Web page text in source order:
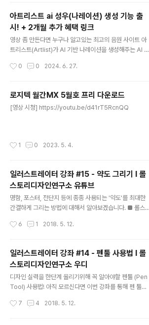
다고 해서 내가 머릿속으로 상상했던 그 결과물이 완벽하
게 나오는 경우는 거의 없죠. ㅎㅎ결국 원하는 고퀄리티 씬
한 컷을 건지기 위해 수정하고, 또 수정하다 보면... 크레딧
을 그야말로 '겁나게' 쓰게 됩니다. 🎁 아트리스트 무제한
요금제 특별 혜택아래 링크를 통해 플랜을 가입하면 추가
list_aid=WoodySEO_1394&utm_..
아트리스트 ai 성우(나레이션) 생성 기능 출
시! + 2개월 추가 혜택 링크
영상 좀 만든다면 누구나 알고있는 최고의 음원 사이트 아
트리스트(Artlist)가 AI 기반 나레이션을 생성해주는 AI 보
우 간단합니다. 1. 아트리스트 사이트로 이동 한 뒤, [Voic
ender를 통해 남녀 성별을 선택하거나 Category를 통
해 다양한 분류를 필터링 할 수도 있습니다. 2. 마음에 드는
으로 나레이션이 생성 됩니다. 이렇게 생성..
0 0 2024. 6. 27.
로지텍 월간MX 5월호 프리 다운로드
[영상 시청] https://youtu.be/d41rT5RcnQQ
1 0 2023. 5. 4.
일러스트레이터 강좌 #15 - 약도 그리기 I 롤
스토리디자인연구소 유튜브
명함, 포스터, 전단지 등에 종종 사용되는 '약도'를 최대한
간결하게 그리는 방법에 대해서 알아보겠습니다. ■ 롤스
om/rollstory
6 1 2018. 5. 12.
일러스트레이터 강좌 #14 - 펜툴 사용법 I 롤
스토리디자인연구소 우디
디자인 실력을 한단계 올리기위해 꼭 알아야할 펜툴 (Pen
Tool) 사용법! 아직 모르신다면 이번 강좌를 통해 펜 툴을
어요 :) ■ 롤스토리디자인연구소 유튜브 채널https://ww
7 4 2018. 5. 12.